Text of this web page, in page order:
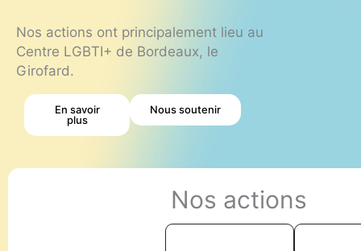
En savoir
plus
Nous soutenir
Nos actions ont principalement lieu au
Centre LGBTI+ de Bordeaux, le
Girofard.
Nos actions